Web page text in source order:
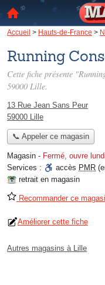
Accueil > Hauts-de-France >
Running
Cette fiche présente
59000 Lille.
13 Rue Jean Sans Peur
59000 Lille
📞 Appeler ce magasin
Magasin - Fermé, ouvre
Services :
accès PMR
retrait en magasin
Recommander ce
Améliorer cette fiche
Autres magasins à Lille